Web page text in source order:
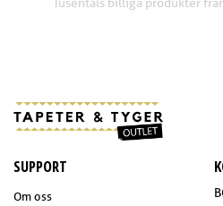
SUPPORT
Om oss